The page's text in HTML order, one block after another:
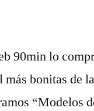
90min lo
más bonitas de
“Modelos